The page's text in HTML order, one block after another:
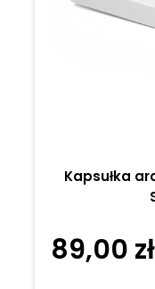
Kapsułka
89,00 zł